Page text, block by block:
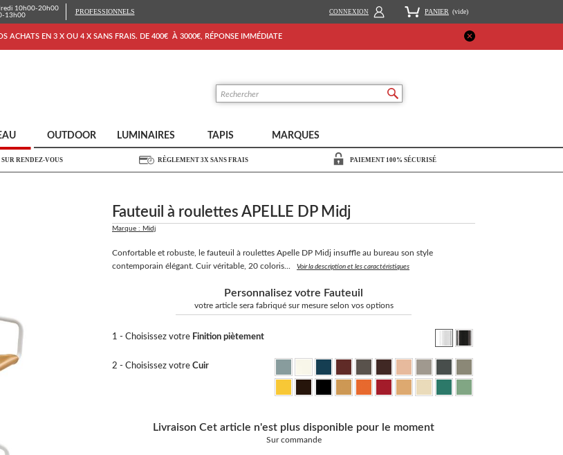
PANIER (vide)
CONNEXION
10h00-20h00
13h00
PROFESSIONNELS
ACHATS EN 3 X OU 4 X SANS FRAIS. DE 400€ À 3000€, RÉPONSE IMMÉDIATE
OUTDOOR LUMINAIRES TAPIS MARQUES
RENDEZ-VOUS RÈGLEMENT 3X SANS FRAIS PAIEMENT 100% SÉCURISÉ
Fauteuil à roulettes APELLE DP Midj
Marque : Midj
Confortable et robuste, le fauteuil à roulettes Apelle DP Midj insuffle au bureau son style
contemporain élégant. Cuir véritable, 20 coloris...
Voir la description et les caractéristiques
Personnalisez votre Fauteuil
votre article sera fabriqué sur mesure selon vos options
1 - Choisissez votre Finition piètement
2 - Choisissez votre Cuir
Livraison Cet article n'est plus disponible pour le moment
Sur commande